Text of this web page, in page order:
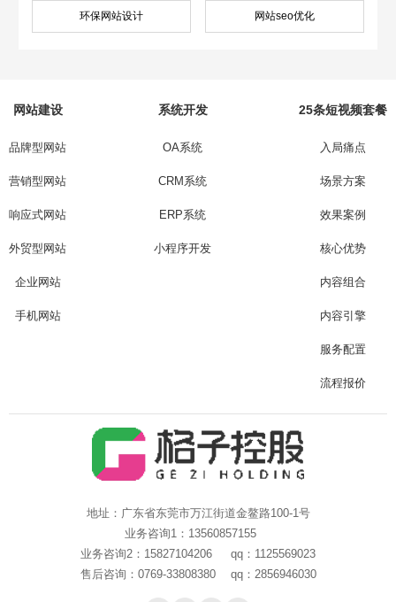
环保网站设计 网站seo优化
网站建设
品牌型网站
营销型网站
响应式网站
外贸型网站
企业网站
手机网站
系统开发
OA系统
CRM系统
ERP系统
小程序开发
25条短视频套餐
入局痛点
场景方案
效果案例
核心优势
内容组合
内容引擎
服务配置
流程报价
地址：广东省东莞市万江街道金鳌路100-1号
业务咨询1：13560857155
业务咨询2：15827104206 qq：1125569023
售后咨询：0769-33808380 qq：2856946030